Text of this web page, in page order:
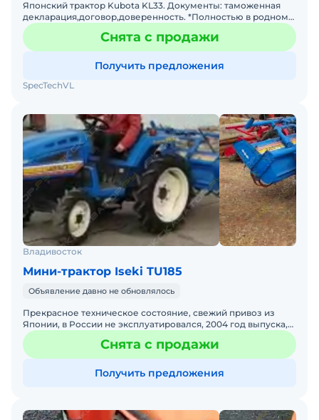
Японский трактор Kubota KL33. Документы: таможенная
декларация,договор,доверенность. *Полностью в родном
состоянии. Ничего не красилось. *Почвенная фреза в пол
Снята с продажи
Получить предложения
SpecTechVL
Владивосток
Мини-трактор Iseki TU185
Объявление давно не обновлялось
Прекрасное техническое состояние, свежий привоз из
Японии, в России не эксплуатировался, 2004 год выпуска,
18.5 л.с., полный привод, все блокировки, фреза в ком
Снята с продажи
Получить предложения